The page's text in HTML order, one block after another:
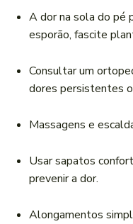
o A dor na sola do pé
esporão, fascite
Consultar um
dores persistentes
Massagens e
Usar sapatos
prevenir a dor.
Alongamentos